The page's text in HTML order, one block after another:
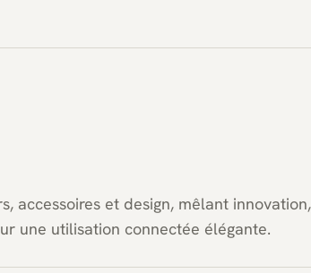
accessoires et design, mêlant innovation,
une utilisation connectée élégante.